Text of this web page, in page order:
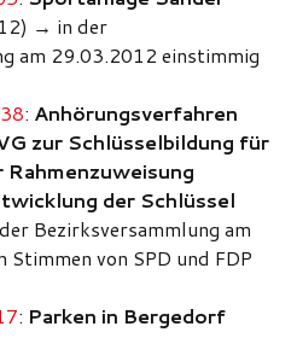
→ in der
am 29.03.2012 einstimmig
: Anhörungsverfahren
zur Schlüsselbildung für
der Schlüssel
Bezirksversammlung am
von SPD und FDP
: Parken in Bergedorf